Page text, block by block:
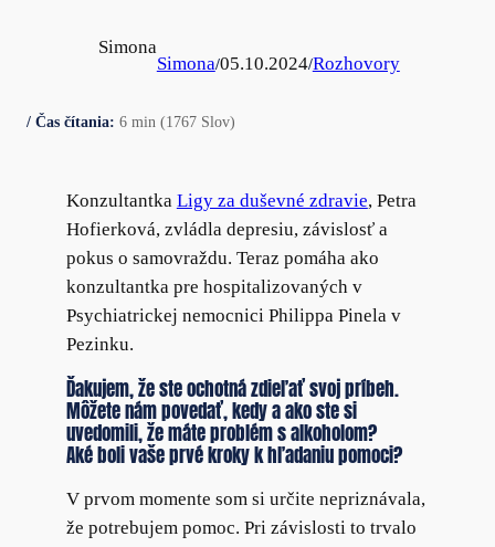
Simona
Simona/05.10.2024/Rozhovory
/ Čas čítania: 6 min (1767 Slov)
Konzultantka Ligy za duševné zdravie, Petra
Hofierková, zvládla depresiu, závislosť a
pokus o samovraždu. Teraz pomáha ako
konzultantka pre hospitalizovaných v
Psychiatrickej nemocnici Philippa Pinela v
Pezinku.
Ďakujem, že ste ochotná zdieľať svoj príbeh.
Môžete nám povedať, kedy a ako ste si
uvedomili, že máte problém s alkoholom?
Aké boli vaše prvé kroky k hľadaniu pomoci?
V prvom momente som si určite nepriznávala,
že potrebujem pomoc. Pri závislosti to trvalo